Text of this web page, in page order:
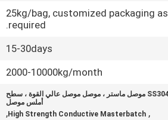
25kg/bag, customized packaging as
required.
15-30days
2000-10000kg/month
SS304 موصل ماستر ، موصل موصل عالي القوة ، سطح
أملس موصل
,
High Strength Conductive Masterbatch
,